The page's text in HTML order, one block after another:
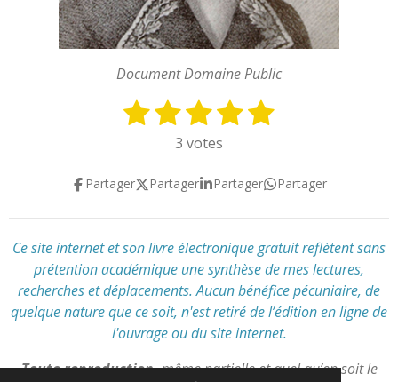
Document Domaine Public
a
é
1
o
i
l
e
2
o
i
l
e
s
3
é
o
i
l
e
s
4
é
o
i
l
e
s
5
o
i
l
e
s
y
r
l
'
é
v
a
l
u
3 votes
Partager Partager Partager Partager
Ce site internet et son livre électronique gratuit reflètentsans
prétention académique une synthèse de mes lectures,
recherches et déplacements.Aucun bénéfice pécuniaire, de
quelque nature que ce soit, n'est retiré de l’édition en ligne de
l'ouvrage ou du site internet.
Toute reproduction,même partielle et quel qu’en soit le